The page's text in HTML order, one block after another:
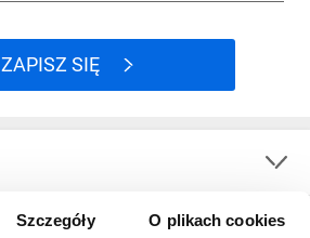
Szczegóły O plikach cookies
ZAPISZ SIĘ